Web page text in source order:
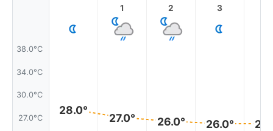
38.0°C
34.0°C
30.0°C
27.0°C
28.0°
1
27.0°
2
26.0°
3
26.0°